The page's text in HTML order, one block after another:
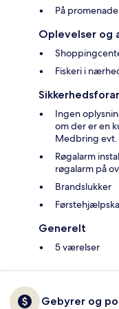
På
Oplevelser og
Fiskeri i
Ingen
om der er en
Medbring evt.
Røgalarm
røgalarm på
Brandslukker
Generelt
5 værelser
Gebyrer og